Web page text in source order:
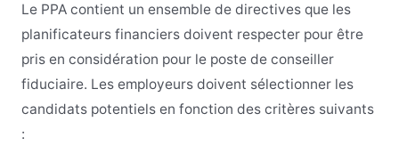
Le PPA contient un ensemble de directives que les
planificateurs financiers doivent respecter pour être
pris en considération pour le poste de conseiller
fiduciaire. Les employeurs doivent sélectionner les
candidats potentiels en fonction des critères suivants
: